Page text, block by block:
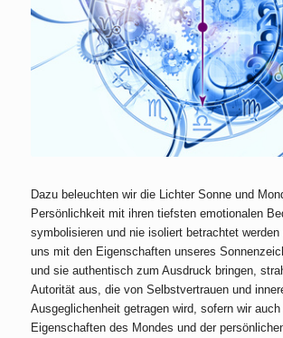
Dazu beleuchten wir die Lichter Sonne und
Persönlichkeit mit ihren tiefsten emotionalen
symbolisieren und nie isoliert betrachtet werden
uns mit den Eigenschaften unseres
und sie authentisch zum Ausdruck bringen,
Autorität aus, die von Selbstvertrauen und
Ausgeglichenheit getragen wird, sofern wir auch
Eigenschaften des Mondes und der